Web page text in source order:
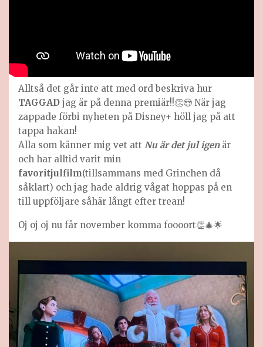
Alltså det går inte att med ord beskriva hur
TAGGAD jag är på denna premiär!!👏😍 När jag
zappade förbi nyheten på Disney+ höll jag på att
tappa hakan!
Alla som känner mig vet att Nu är det jul igenär
och har alltid varit min
favoritjulfilm(tillsammans med Grinchen då
såklart) och jag hade aldrig vågat hoppas på en
till uppföljare såhär långt efter trean!
Oj oj oj nu får november komma foooort👏🎄🌟